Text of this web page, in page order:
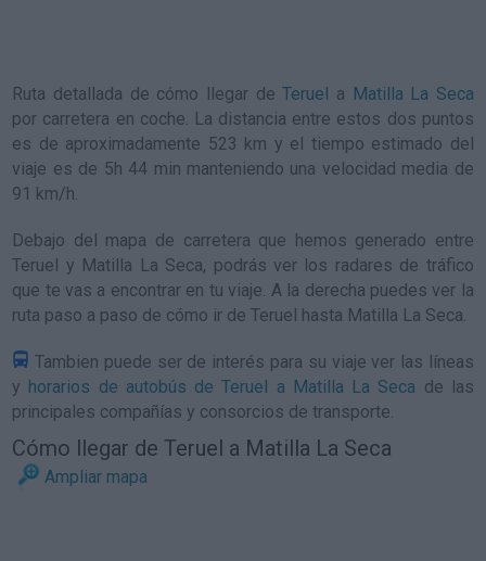
Ruta detallada de cómo llegar deTeruel a Matilla La Seca
por carretera en coche. La distancia entre estos dos puntos
es de aproximadamente 523 km y el tiempo estimado del
viaje es de 5h 44 min manteniendo una velocidad media de
91 km/h.
Debajo del mapa de carretera que hemos generado entre
Teruel y Matilla La Seca, podrás ver los radares de tráfico
que te vas a encontrar en tu viaje. A la derecha puedes ver la
ruta paso a paso de cómo ir de Teruel hasta Matilla La Seca.
Tambien puede ser de interés para su viaje ver las líneas
y horarios de autobús de Teruel a Matilla La Seca de las
principales compañías y consorcios de transporte.
Cómo llegar de Teruel a Matilla La Seca
Ampliar mapa